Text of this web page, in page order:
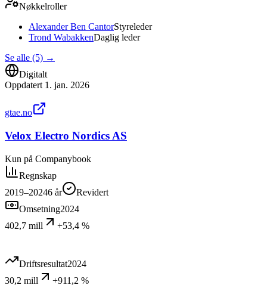
Nøkkelroller
Alexander Ben CantorStyreleder
Trond WabakkenDaglig leder
Se alle (5) →
Digitalt
Oppdatert 1. jan. 2026
gtae.no
Velox Electro Nordics AS
Kun på Companybook
Regnskap
2019–20246 år
Revidert
Omsetning2024
402,7 mill
+53,4 %
Driftsresultat2024
30,2 mill
+911,2 %